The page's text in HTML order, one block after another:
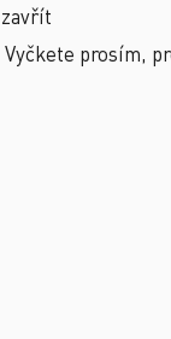
zavřít
Vyčkete prosím,